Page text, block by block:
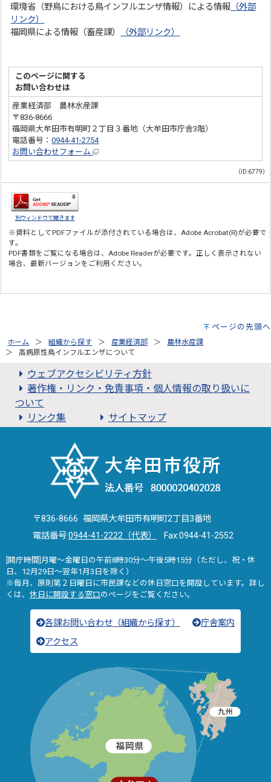
環境省（野鳥における鳥インフルエンザ情報）による情報 （外部
リンク）
福岡県による情報（畜産課）
（外部リンク）
このページに関する
お問い合わせは
産業経済部 農林水産課
〒836-8666
福岡県大牟田市有明町２丁目３番地（大牟田市庁舎3階）
電話番号：0944-41-2754
お問い合わせフォーム
（ID:6779）
別ウィンドウで開きます
※資料としてPDFファイルが添付されている場合は、Adobe Acrobat(R)が必要で
す。
PDF書類をご覧になる場合は、Adobe Readerが必要です。正しく表示されない
場合、最新バージョンをご利用ください。
ページの先頭へ
ホーム 組織から探す 産業経済部
農林水産課
高病原性鳥インフルエンザについて
ウェブアクセシビリティ方針
著作権・リンク・免責事項・個人情報の取り扱いに
ついて
リンク集
サイトマップ
〒836-8666 福岡県大牟田市有明町2丁目3番地
電話番号:0944-41-2222（代表） Fax:0944-41-2552
[開庁時間]月曜～金曜日の午前8時30分～午後5時15分（ただし、祝・休
日、12月29日～翌年1月3日を除く）
※毎月、原則第２日曜日に市民課などの休日窓口を開設しています。詳し
くは、 休日に開設する窓口のページをご覧ください。
各課お問い合わせ（組織から探す）
庁舎案内
アクセス